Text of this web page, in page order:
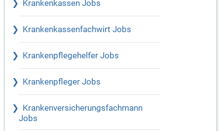
Krankenkassen Jobs
Krankenkassenfachwirt Jobs
Krankenpflegehelfer Jobs
Krankenpfleger Jobs
Krankenversicherungsfachmann
Jobs